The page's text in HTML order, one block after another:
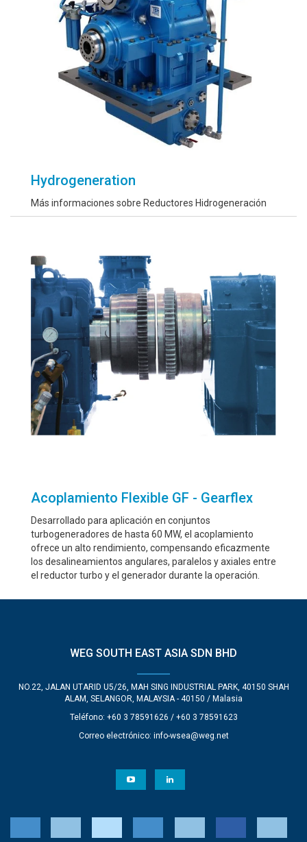
Hydrogeneration
Más informaciones sobre Reductores Hidrogeneración
Acoplamiento Flexible GF - Gearflex
Desarrollado para aplicación en conjuntos
turbogeneradores de hasta 60 MW, el acoplamiento
ofrece un alto rendimiento, compensando eficazmente
los desalineamientos angulares, paralelos y axiales entre
el reductor turbo y el generador durante la operación.
WEG SOUTH EAST ASIA SDN BHD
NO.22, JALAN UTARID U5/26, MAH SING INDUSTRIAL PARK, 40150 SHAH
ALAM, SELANGOR, MALAYSIA - 40150 / Malasia
Teléfono: +60 3 78591626 / +60 3 78591623
Correo electrónico: info-wsea@weg.net